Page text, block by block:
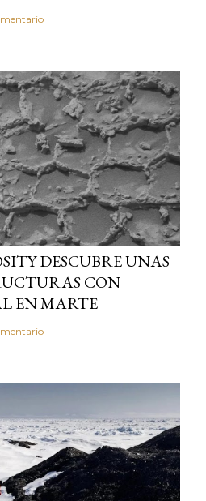
DESCUBRE UNAS
CON
EN MARTE